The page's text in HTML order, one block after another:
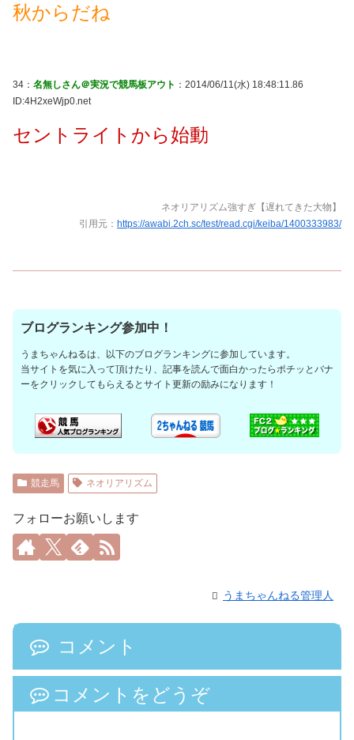
秋からだね
34： 名無しさん＠実況で競馬板アウト ：2014/06/11(水) 18:48:11.86
ID:4H2xeWjp0.net
セントライトから始動
ネオリアリズム強すぎ【遅れてきた大物】
引用元： https://awabi.2ch.sc/test/read.cgi/keiba/1400333983/
ブログランキング参加中！
うまちゃんねるは、以下のブログランキングに参加しています。
当サイトを気に入って頂けたり、記事を読んで面白かったらポチッとバナ
ーをクリックしてもらえるとサイト更新の励みになります！
競走馬 ネオリアリズム
フォローお願いします
うまちゃんねる管理人
コメント
コメントをどうぞ